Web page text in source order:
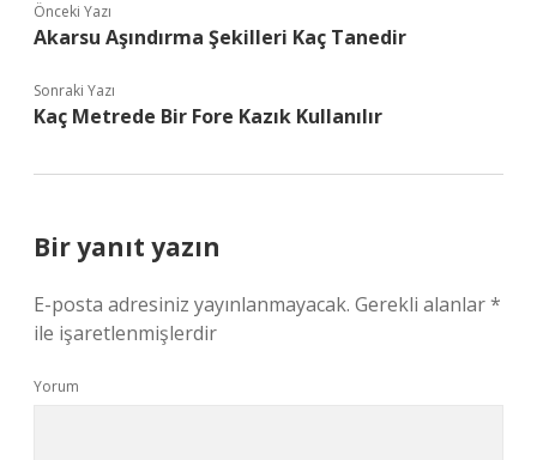
Önceki Yazı
Akarsu Aşındırma Şekilleri Kaç Tanedir
Sonraki Yazı
Kaç Metrede Bir Fore Kazık Kullanılır
Bir yanıt yazın
E-posta adresiniz yayınlanmayacak. Gerekli alanlar*
ile işaretlenmişlerdir
Yorum